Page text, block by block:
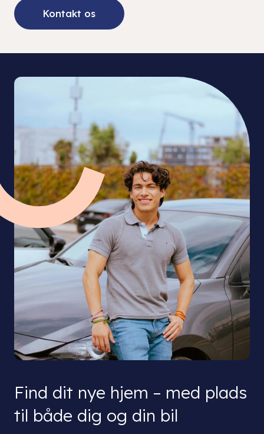
Kontakt os
Find dit nye hjem – med plads
til både dig og din bil